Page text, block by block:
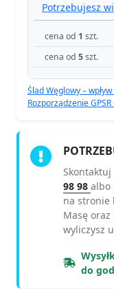
Potrzebujesz
cena od 1 szt.
cena od 5szt.
Ślad Węglowy –
Rozporządzenie
98 98 albo
na stronie
Masę
wyliczysz
do